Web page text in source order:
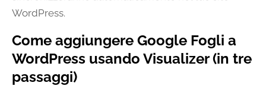
WordPress.
Come aggiungere Google Fogli a
WordPress usando Visualizer (in tre
passaggi)